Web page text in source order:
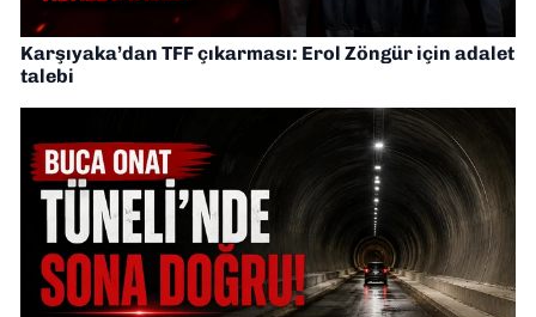
Karşıyaka’dan TFF çıkarması: Erol Zöngür için adalet
talebi